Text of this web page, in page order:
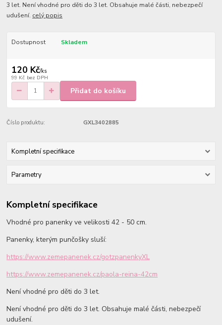
3 let. Není vhodné pro děti do 3 let. Obsahuje malé části, nebezpečí
udušení. celý popis
Dostupnost Skladem
120 Kč/ks
99 Kč bez DPH
Přidat do košíku
Číslo produktu: GXL3402885
Kompletní specifikace
Parametry
Kompletní specifikace
Vhodné pro panenky ve velikosti 42 - 50 cm.
Panenky, kterým punčošky sluší:
https://www.zemepanenek.cz/gotzpanenkyXL
https://www.zemepanenek.cz/paola-reina-42cm
Není vhodné pro děti do 3 let.
Není vhodné pro děti do 3 let. Obsahuje malé části, nebezpečí
udušení.